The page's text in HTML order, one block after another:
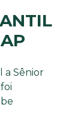
a Sênior